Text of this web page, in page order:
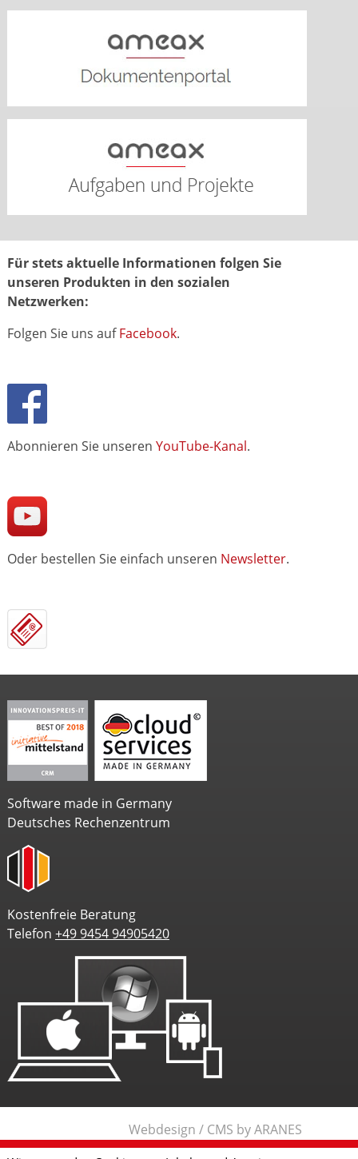
Für stets aktuelle Informationen folgen Sie
unseren Produkten in den sozialen
Netzwerken:
Folgen Sie uns aufFacebook.
Abonnieren Sie unseren YouTube-Kanal.
Oder bestellen Sie einfach unseren Newsletter.
Software made in Germany
Deutsches Rechenzentrum
Kostenfreie Beratung
Telefon +49 9454 94905420
Webdesign / CMS by ARANES